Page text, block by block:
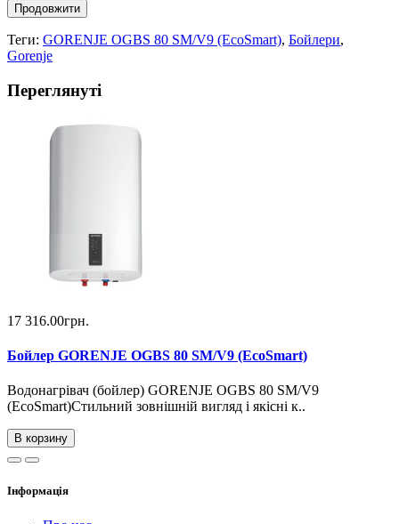
Продовжити
Теги: GORENJE OGBS 80 SM/V9 (EcoSmart), Бойлери,
Gorenje
Переглянуті
17 316.00грн.
Бойлер GORENJE OGBS 80 SM/V9 (EcoSmart)
Водонагрівач (бойлер) GORENJE OGBS 80 SM/V9
(EcoSmart)Стильний зовнішній вигляд і якісні к..
В корзину
Інформація